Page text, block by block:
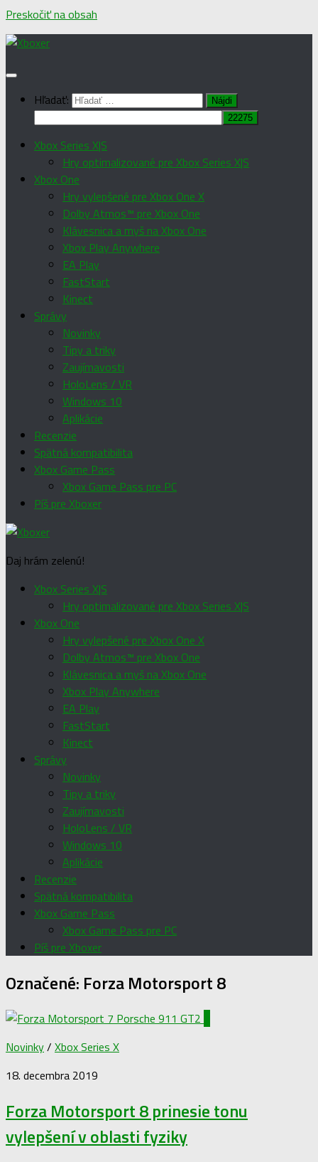
Preskočiť na obsah
Hľadať:
Xbox Series X|S
Hry optimalizované pre Xbox Series X|S
Xbox One
Hry vylepšené pre Xbox One X
Dolby Atmos™ pre Xbox One
Klávesnica a myš na Xbox One
Xbox Play Anywhere
EA Play
FastStart
Kinect
Správy
Novinky
Tipy a triky
Zaujímavosti
HoloLens / VR
Windows 10
Aplikácie
Recenzie
Spätná kompatibilita
Xbox Game Pass
Xbox Game Pass pre PC
Píš pre Xboxer
Daj hrám zelenú!
Xbox Series X|S
Hry optimalizované pre Xbox Series X|S
Xbox One
Hry vylepšené pre Xbox One X
Dolby Atmos™ pre Xbox One
Klávesnica a myš na Xbox One
Xbox Play Anywhere
EA Play
FastStart
Kinect
Správy
Novinky
Tipy a triky
Zaujímavosti
HoloLens / VR
Windows 10
Aplikácie
Recenzie
Spätná kompatibilita
Xbox Game Pass
Xbox Game Pass pre PC
Píš pre Xboxer
Označené: Forza Motorsport 8
Novinky/ Xbox Series X
18. decembra 2019
Forza Motorsport 8 prinesie tonu
vylepšení v oblasti fyziky